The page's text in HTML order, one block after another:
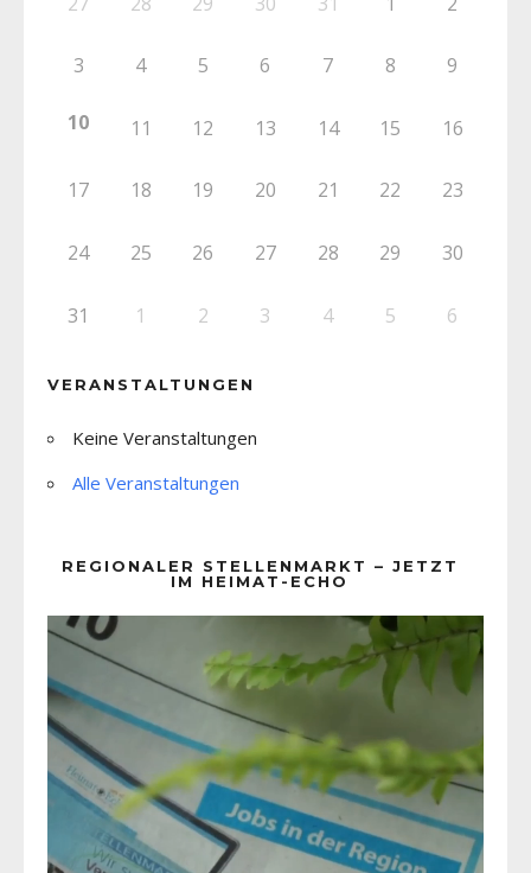
3 4 5 6 7 8 9
10 11 12 13 14 15 16
17 18 19 20 21 22 23
24 25 26 27 28 29 30
31 1 2 3 4 5 6
VERANSTALTUNGEN
Keine Veranstaltungen
Alle Veranstaltungen
REGIONALER STELLENMARKT – JETZT
IM HEIMAT-ECHO
Player